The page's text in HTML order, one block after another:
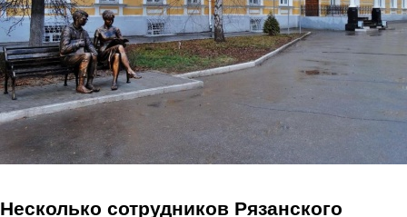
Несколько сотрудников Рязанского